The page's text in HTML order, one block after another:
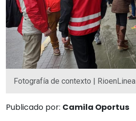
Fotografía de contexto | RioenLinea
Publicado por: Camila Oportus